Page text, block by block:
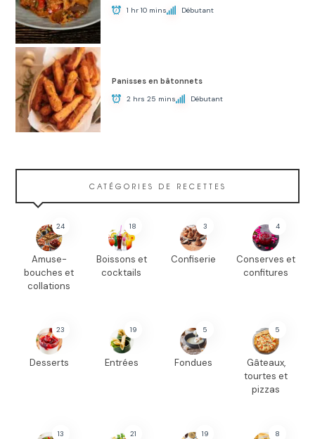
1 hr 10 mins Débutant
Panisses en bâtonnets
2 hrs 25 mins Débutant
CATÉGORIES DE RECETTES
24
Amuse-
bouches et
collations
18
Boissons et
cocktails
3
Confiserie
4
Conserves et
confitures
23
Desserts
19
Entrées
5
Fondues
5
Gâteaux,
tourtes et
pizzas
13 21 19 8